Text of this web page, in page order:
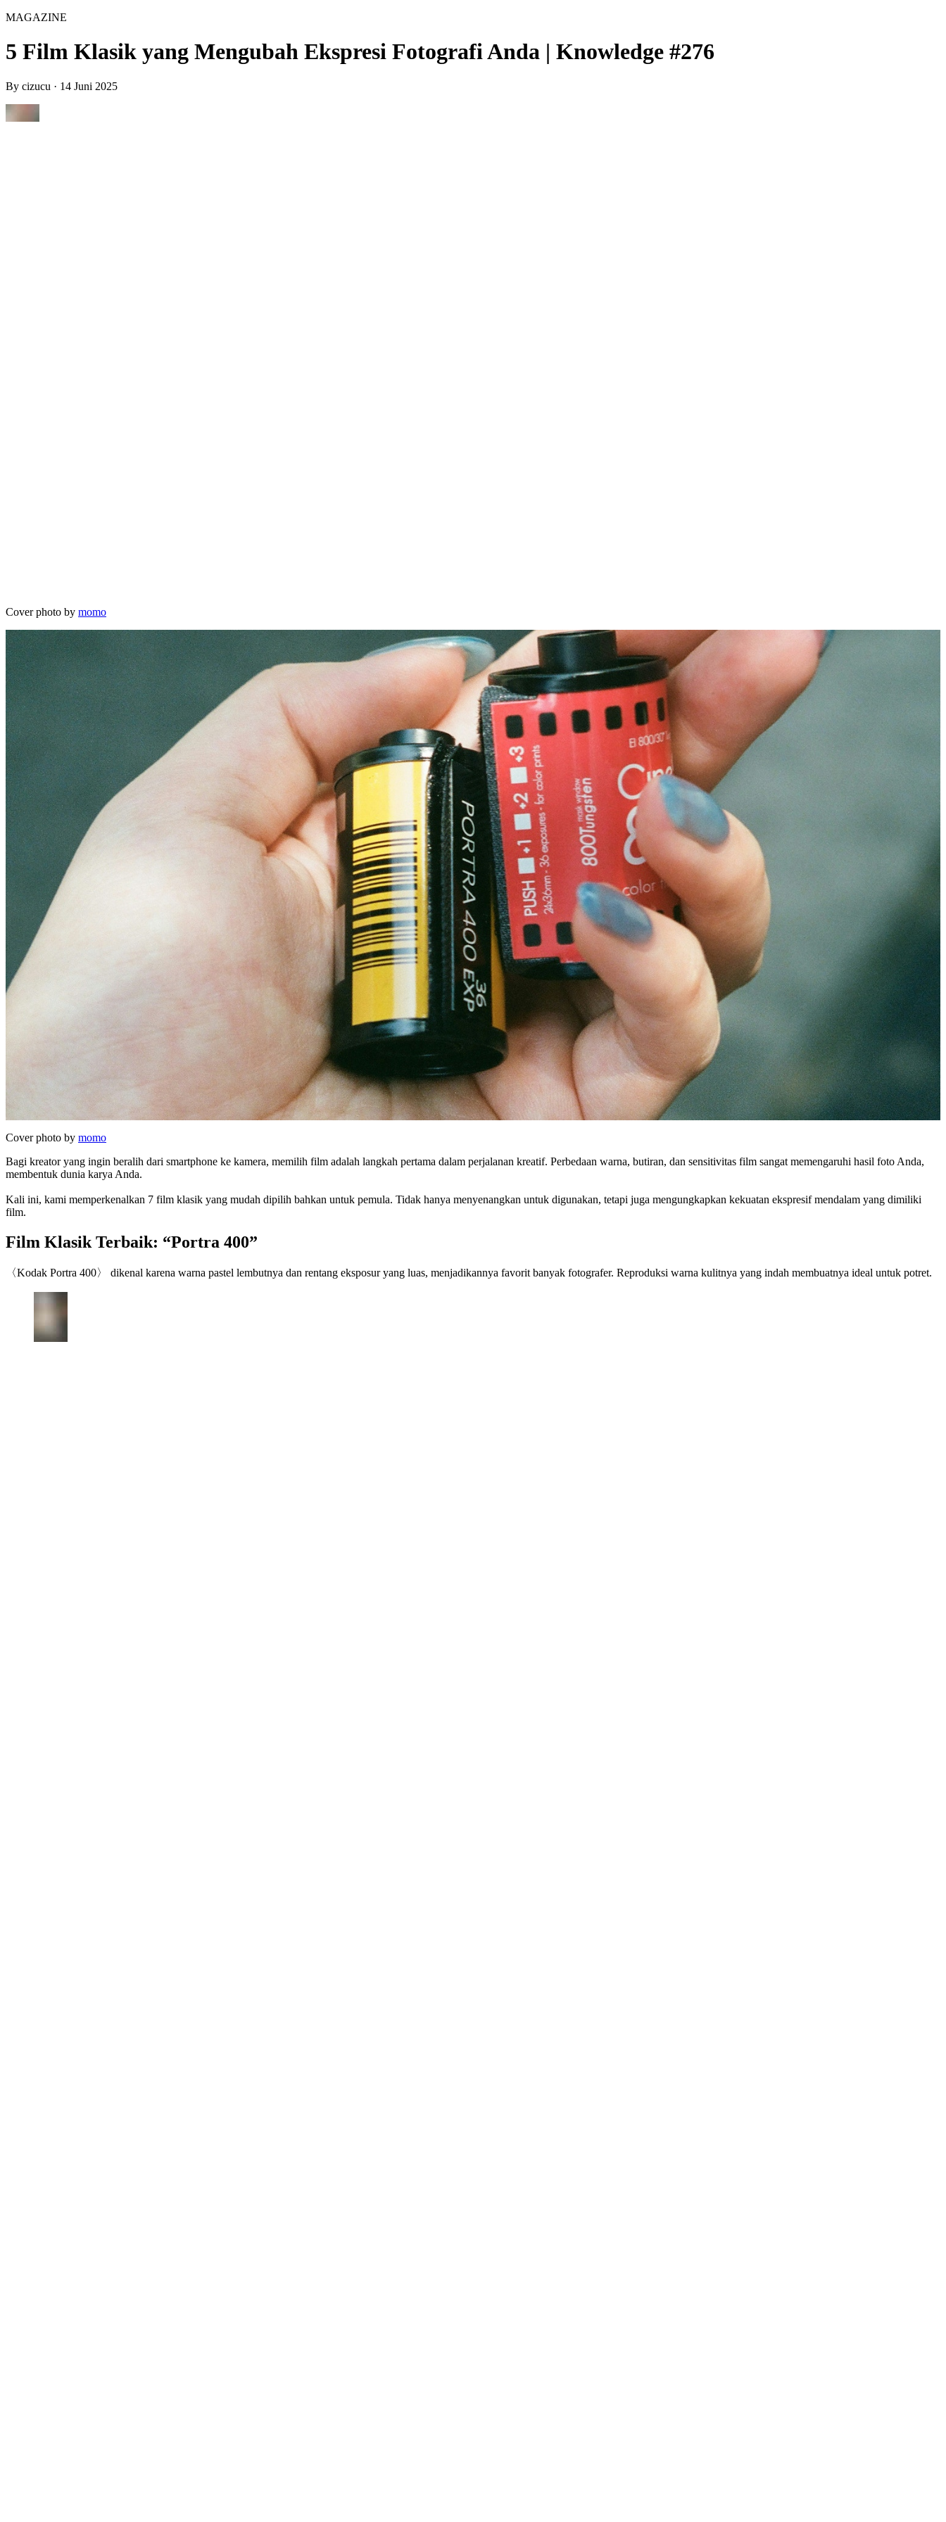
MAGAZINE
5 Film Klasik yang Mengubah Ekspresi Fotografi Anda | Knowledge #276
By cizucu · 14 Juni 2025
Cover photo by momo
Cover photo by momo
Bagi kreator yang ingin beralih dari smartphone ke kamera, memilih film adalah langkah pertama dalam perjalanan kreatif. Perbedaan warna, butiran, dan sensitivitas film sangat memengaruhi hasil foto Anda,
membentuk dunia karya Anda.
Kali ini, kami memperkenalkan 7 film klasik yang mudah dipilih bahkan untuk pemula. Tidak hanya menyenangkan untuk digunakan, tetapi juga mengungkapkan kekuatan ekspresif mendalam yang dimiliki
film.
Film Klasik Terbaik: “Portra 400”
〈Kodak Portra 400〉 dikenal karena warna pastel lembutnya dan rentang eksposur yang luas, menjadikannya favorit banyak fotografer. Reproduksi warna kulitnya yang indah membuatnya ideal untuk potret.